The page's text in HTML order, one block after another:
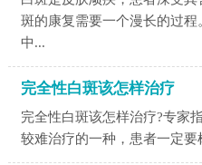
斑的康复需要一个漫长的过
中...
完全性白斑该怎样治疗
完全性白斑该怎样治疗?专家
较难治疗的一种，患者一定